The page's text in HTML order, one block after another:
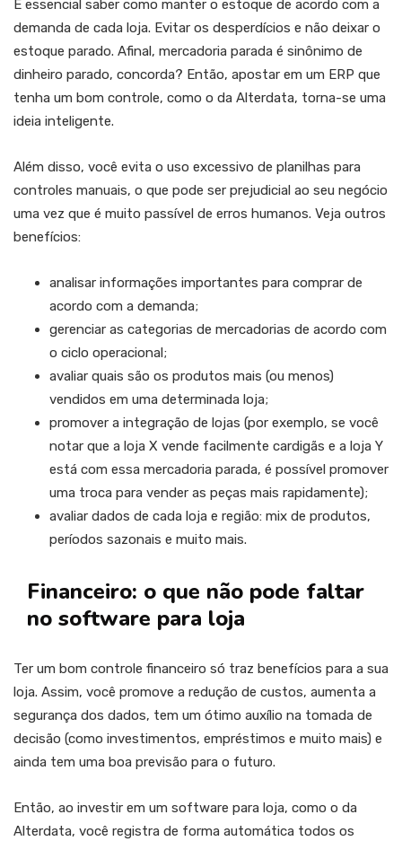
É essencial saber como manter o estoque de acordo com a
demanda de cada loja. Evitar os desperdícios e não deixar o
estoque parado. Afinal, mercadoria parada é sinônimo de
dinheiro parado, concorda? Então, apostar em um ERP que
tenha um bom controle, como o da Alterdata, torna-se uma
ideia inteligente.
Além disso, você evita o uso excessivo de planilhas para
controles manuais, o que pode ser prejudicial ao seu negócio
uma vez que é muito passível de erros humanos. Veja outros
benefícios:
analisar informações importantes para comprar de
acordo com a demanda;
gerenciar as categorias de mercadorias de acordo com
o ciclo operacional;
avaliar quais são os produtos mais (ou menos)
vendidos em uma determinada loja;
promover a integração de lojas (por exemplo, se você
notar que a loja X vende facilmente cardigãs e a loja Y
está com essa mercadoria parada, é possível promover
uma troca para vender as peças mais rapidamente);
avaliar dados de cada loja e região: mix de produtos,
períodos sazonais e muito mais.
Financeiro: o que não pode faltar
no software para loja
Ter um bom controle financeiro só traz benefícios para a sua
loja. Assim, você promove a redução de custos, aumenta a
segurança dos dados, tem um ótimo auxílio na tomada de
decisão (como investimentos, empréstimos e muito mais) e
ainda tem uma boa previsão para o futuro.
Então, ao investir em um software para loja, como o da
Alterdata, você registra de forma automática todos os